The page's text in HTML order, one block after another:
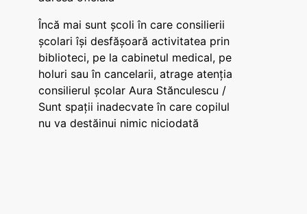
Încă mai sunt școli în care consilierii
școlari își desfășoară activitatea prin
biblioteci, pe la cabinetul medical, pe
holuri sau în cancelarii, atrage atenția
consilierul școlar Aura Stănculescu /
Sunt spații inadecvate în care copilul
nu va destăinui nimic niciodată